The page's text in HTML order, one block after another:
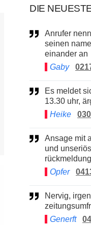
DIE
Anrufer nennt nur auf nachfrage
seinen
einander an
Gaby
Es meldet sich niemand, anruf gegen
13.30 uhr,
Heike
Ansage mit angeblichen arzttermin
und
rückmeldung
Opfer
Nervig, irgendwelche
Generft